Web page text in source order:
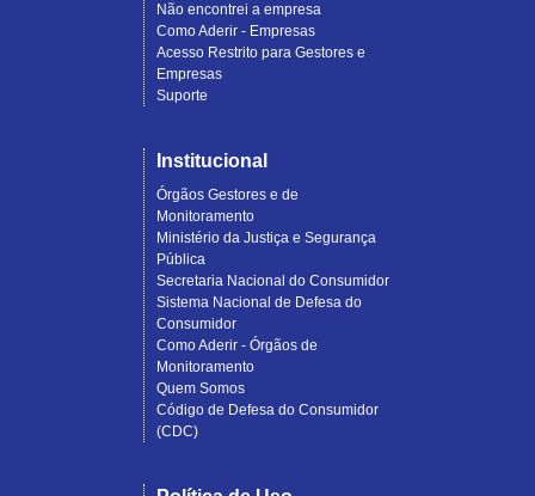
Não encontrei a empresa
Como Aderir - Empresas
Acesso Restrito para Gestores e
Empresas
Suporte
Institucional
Órgãos Gestores e de
Monitoramento
Ministério da Justiça e Segurança
Pública
Secretaria Nacional do Consumidor
Sistema Nacional de Defesa do
Consumidor
Como Aderir - Órgãos de
Monitoramento
Quem Somos
Código de Defesa do Consumidor
(CDC)